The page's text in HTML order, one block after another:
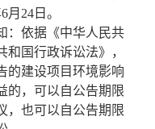
6月 24 日。
：依据《中华人民共
国行政诉讼法》，
的建设项目环境影响
的，可以自公告期限
，也可以自公告期限